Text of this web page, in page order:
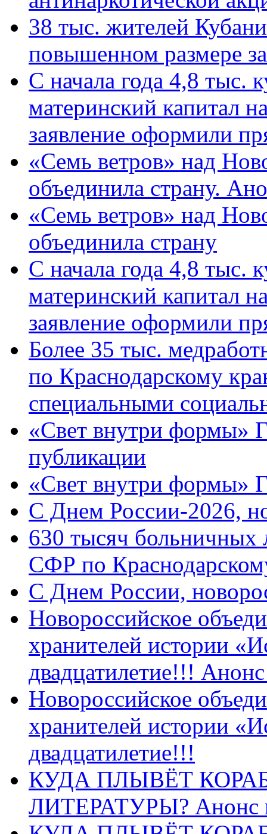
38 тыс. жителей
повышенном размере
С начала года 4,8 тыс.
материнский капитал
заявление оформили
«Семь ветров» над
объединила страну.
«Семь ветров» над
объединила страну
С начала года 4,8 тыс.
материнский капитал
заявление оформили
Более 35 тыс.
по Краснодарскому
специальными
«Свет внутри формы»
публикации
«Свет внутри формы»
C Днем России-2026,
630 тысяч больничных
СФР по
C Днем России,
Новороссийское
хранителей истории
двадцатилетие!!!
Новороссийское
хранителей истории
двадцатилетие!!!
КУДА ПЛЫВЁТ
ЛИТЕРАТУРЫ? Анонс